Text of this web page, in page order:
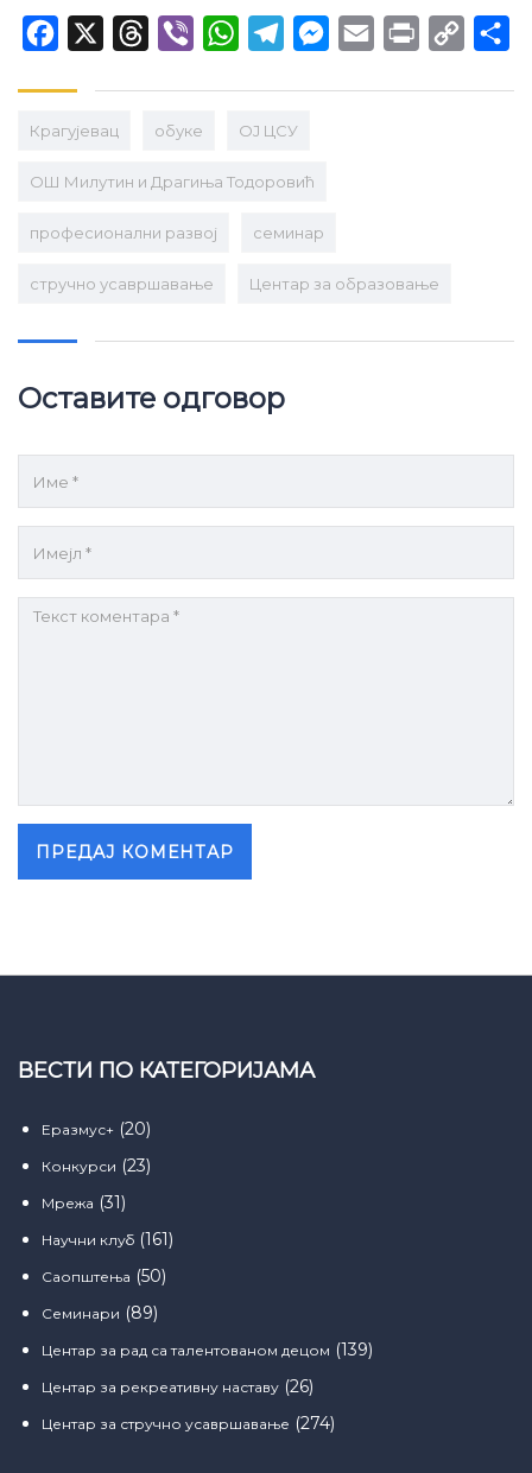
Facebook Threads
Viber WhatsAppTelegramMessenger
Email Print
Copy
Крагујевац обуке ОЈ ЦСУ
ОШ Милутин и Драгиња Тодоровић
професионални развој семинар
стручно усавршавање Центар за образовање
Оставите одговор
ВЕСТИ ПО КАТЕГОРИЈАМА
Еразмус+ (20)
Конкурси (23)
Мрежа (31)
Научни клуб (161)
Саопштења (50)
Семинари (89)
Центар за рад са талентованом децом (139)
Центар за рекреативну наставу (26)
Центар за стручно усавршавање (274)